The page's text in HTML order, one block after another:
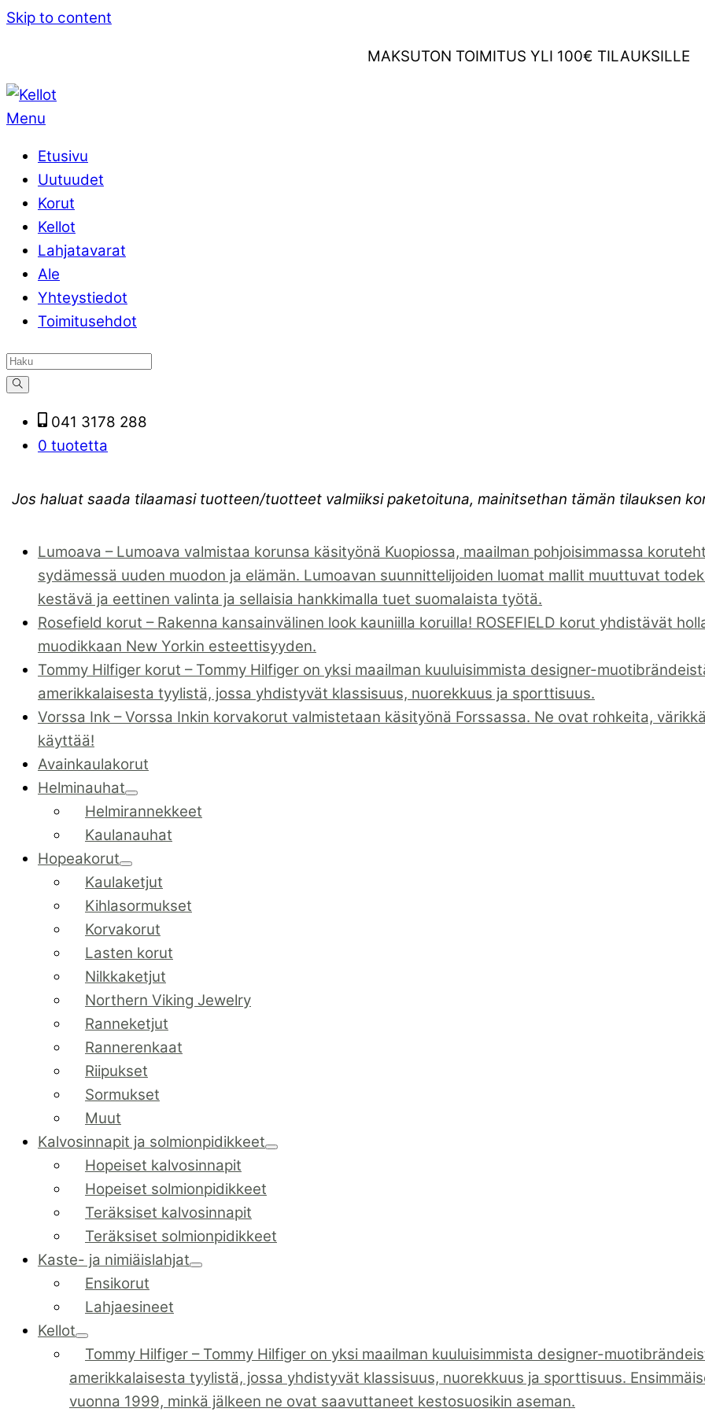
Skip to content
MAKSUTON TOIMITUS YLI 100€ TILAUKSILLE
Menu
Etusivu
Uutuudet
Korut
Kellot
Lahjatavarat
Ale
Yhteystiedot
Toimitusehdot
041 3178 288
0 tuotetta
Jos haluat saada tilaamasi tuotteen/tuotteet valmiiksi paketoituna, mainitsethan tämän tilauksen
Lumoava – Lumoava valmistaa korunsa käsityönä Kuopiossa, maailman pohjoisimmassa
sydämessä uuden muodon ja elämän. Lumoavan suunnittelijoiden luomat mallit muuttuvat
kestävä ja eettinen valinta ja sellaisia hankkimalla tuet suomalaista työtä.
Rosefield korut – Rakenna kansainvälinen look kauniilla koruilla! ROSEFIELD korut yhdistävät
muodikkaan New Yorkin esteettisyyden.
Tommy Hilfiger korut – Tommy Hilfiger on yksi maailman kuuluisimmista designer-
amerikkalaisesta tyylistä, jossa yhdistyvät klassisuus, nuorekkuus ja sporttisuus.
Vorssa Ink –Vorssa Inkin korvakorut valmistetaan käsityönä Forssassa. Ne ovat rohkeita,
käyttää!
Avainkaulakorut
Helminauhat
Helmirannekkeet
Kaulanauhat
Hopeakorut
Kaulaketjut
Kihlasormukset
Korvakorut
Lasten korut
Nilkkaketjut
Northern Viking Jewelry
Ranneketjut
Rannerenkaat
Riipukset
Sormukset
Muut
Kalvosinnapit ja solmionpidikkeet
Hopeiset kalvosinnapit
Hopeiset solmionpidikkeet
Teräksiset kalvosinnapit
Teräksiset solmionpidikkeet
Kaste- ja nimiäislahjat
Ensikorut
Lahjaesineet
Kellot
Tommy Hilfiger – Tommy Hilfiger on yksi maailman kuuluisimmista designer-
amerikkalaisesta tyylistä, jossa yhdistyvät klassisuus, nuorekkuus ja sporttisuus.
vuonna 1999, minkä jälkeen ne ovat saavuttaneet kestosuosikin aseman.